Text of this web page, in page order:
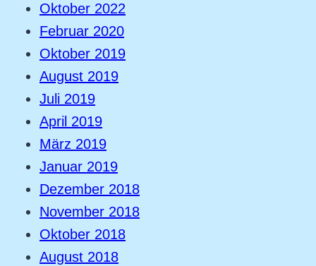
Oktober 2022
Februar 2020
Oktober 2019
August 2019
Juli 2019
April 2019
März 2019
Januar 2019
Dezember 2018
November 2018
Oktober 2018
August 2018